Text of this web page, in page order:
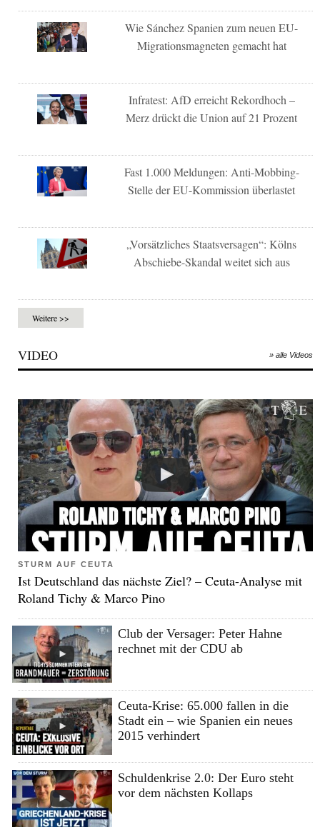
Wie Sánchez Spanien zum neuen EU-
Migrationsmagneten gemacht hat
Infratest: AfD erreicht Rekordhoch –
Merz drückt die Union auf 21 Prozent
Fast 1.000 Meldungen: Anti-Mobbing-
Stelle der EU-Kommission überlastet
„Vorsätzliches Staatsversagen“: Kölns
Abschiebe-Skandal weitet sich aus
Weitere >>
VIDEO » alle Videos
STURM AUF CEUTA
Ist Deutschland das nächste Ziel? – Ceuta-Analyse mit
Roland Tichy & Marco Pino
Club der Versager: Peter Hahne
rechnet mit der CDU ab
Ceuta-Krise: 65.000 fallen in die
Stadt ein – wie Spanien ein neues
2015 verhindert
Schuldenkrise 2.0: Der Euro steht
vor dem nächsten Kollaps